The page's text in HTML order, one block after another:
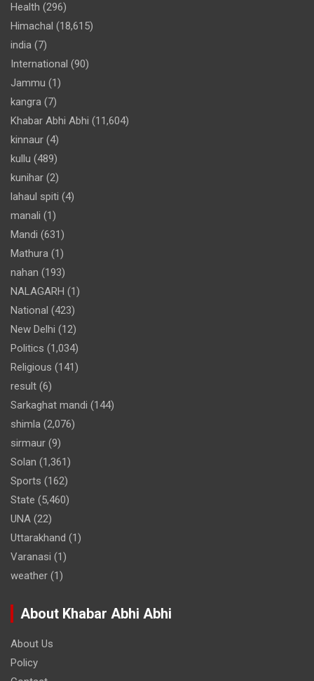
Health (296)
Himachal (18,615)
india (7)
International (90)
Jammu (1)
kangra (7)
Khabar Abhi Abhi (11,604)
kinnaur (4)
kullu (489)
kunihar (2)
lahaul spiti (4)
manali (1)
Mandi (631)
Mathura (1)
nahan (193)
NALAGARH (1)
National (423)
New Delhi (12)
Politics (1,034)
Religious (141)
result (6)
Sarkaghat mandi (144)
shimla (2,076)
sirmaur (9)
Solan (1,361)
Sports (162)
State (5,460)
UNA (22)
Uttarakhand (1)
Varanasi (1)
weather (1)
About Khabar Abhi Abhi
About Us
Policy